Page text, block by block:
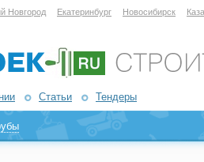
Новгород Екатеринбург Новосибирск
Статьи Тендеры